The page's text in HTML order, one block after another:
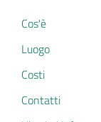
Cos'è
Luogo
Costi
Contatti